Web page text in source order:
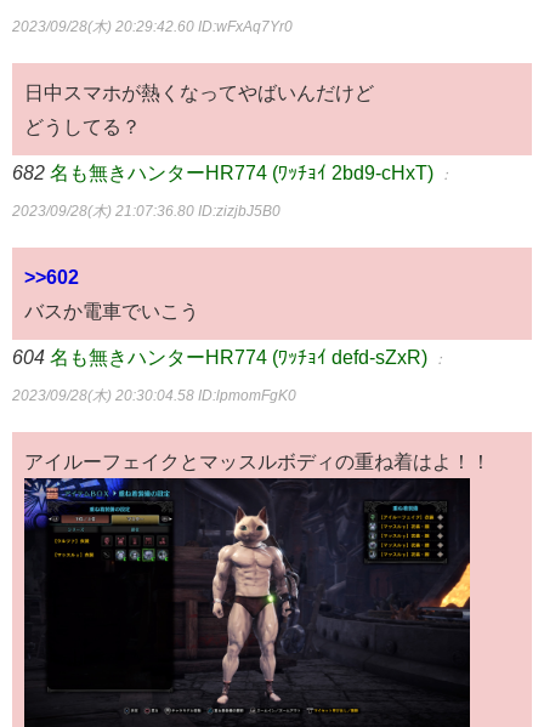
2023/09/28(木) 20:29:42.60 ID:wFxAq7Yr0
日中スマホが熱くなってやばいんだけど
どうしてる？
682 名も無きハンターHR774 (ﾜｯﾁｮｲ 2bd9-cHxT) ：
2023/09/28(木) 21:07:36.80 ID:zizjbJ5B0
>>602
バスか電車でいこう
604 名も無きハンターHR774 (ﾜｯﾁｮｲ defd-sZxR) ：
2023/09/28(木) 20:30:04.58 ID:lpmomFgK0
アイルーフェイクとマッスルボディの重ね着はよ！！